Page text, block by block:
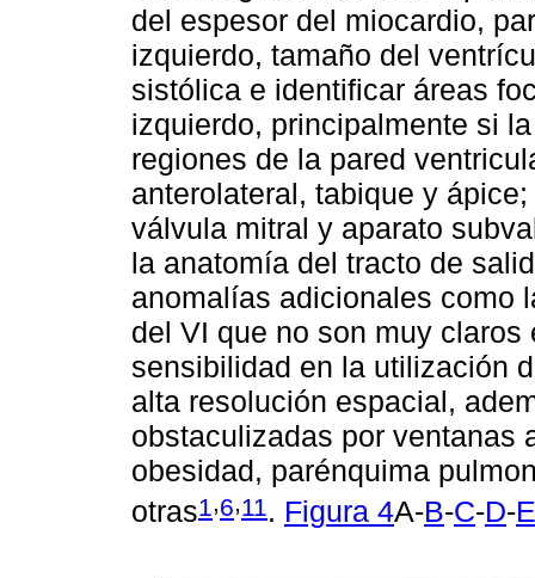
del espesor del miocardio,
izquierdo, tamaño del
sistólica e identificar áreas
izquierdo, principalmente si
regiones de la pared
anterolateral, tabique y
válvula mitral y aparato
la anatomía del tracto de
anomalías adicionales como
del VI que no son muy
sensibilidad en la utilización
alta resolución espacial,
obstaculizadas por ventanas
obesidad, parénquima
otras1,6,11. Figura 4A-B-C-D-E